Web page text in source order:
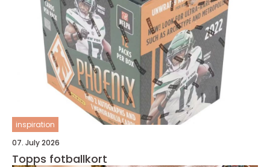
inspiration
07. July 2026
Topps fotballkort